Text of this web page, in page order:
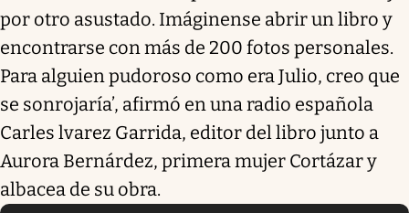
por otro asustado. Imáginense abrir un libro y
encontrarse con más de 200 fotos personales.
Para alguien pudoroso como era Julio, creo que
se sonrojaría’, afirmó en una radio española
Carles lvarez Garrida, editor del libro junto a
Aurora Bernárdez, primera mujer Cortázar y
albacea de su obra.